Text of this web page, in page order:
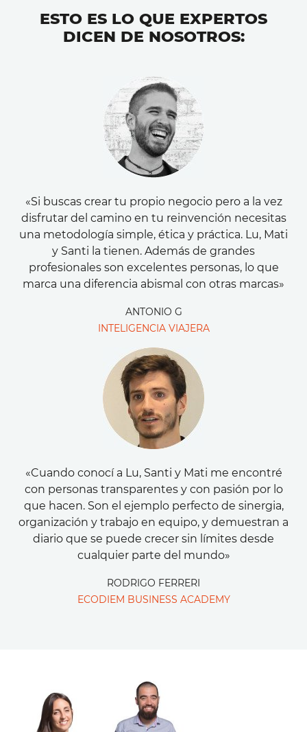
ESTO ES LO QUE EXPERTOS
DICEN DE NOSOTROS:
«Si buscas crear tu propio negocio pero a la vez
disfrutar del camino en tu reinvención necesitas
una metodología simple, ética y práctica. Lu, Mati
y Santi la tienen. Además de grandes
profesionales son excelentes personas, lo que
marca una diferencia abismal con otras marcas»
ANTONIO G
INTELIGENCIA VIAJERA
«Cuando conocí a Lu, Santi y Mati me encontré
con personas transparentes y con pasión por lo
que hacen. Son el ejemplo perfecto de sinergia,
organización y trabajo en equipo, y demuestran a
diario que se puede crecer sin límites desde
cualquier parte del mundo»
RODRIGO FERRERI
ECODIEM BUSINESS ACADEMY